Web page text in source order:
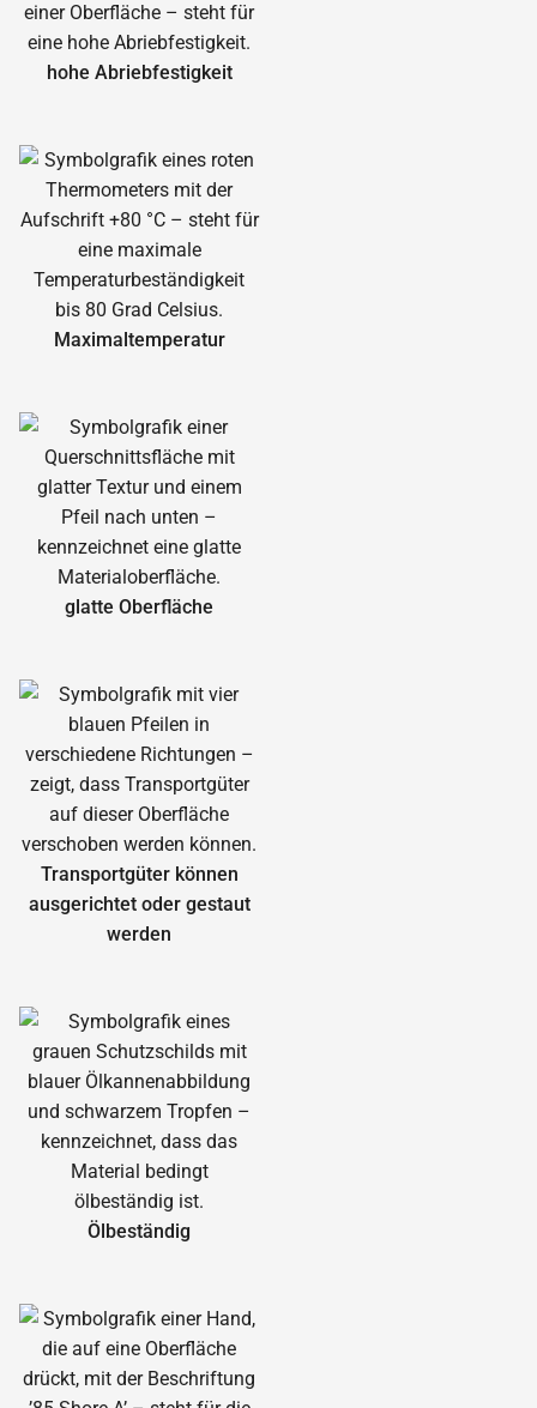
hohe Abrieb­festigkeit
Maximal­temperatur
glatte Oberfläche
Transportgüter können
ausgerichtet oder gestaut
werden
Ölbeständig